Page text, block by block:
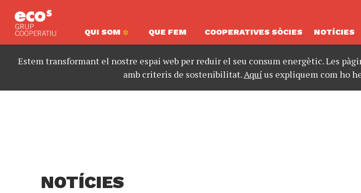
QUI SOM QUE FEM COOPERATIVES SÒCIES NOTÍCIES
Estem transformant el nostre espai web per reduir el seu consum energètic. Les
amb criteris de sostenibilitat.Aquíus expliquem com ho
NOTÍCIES